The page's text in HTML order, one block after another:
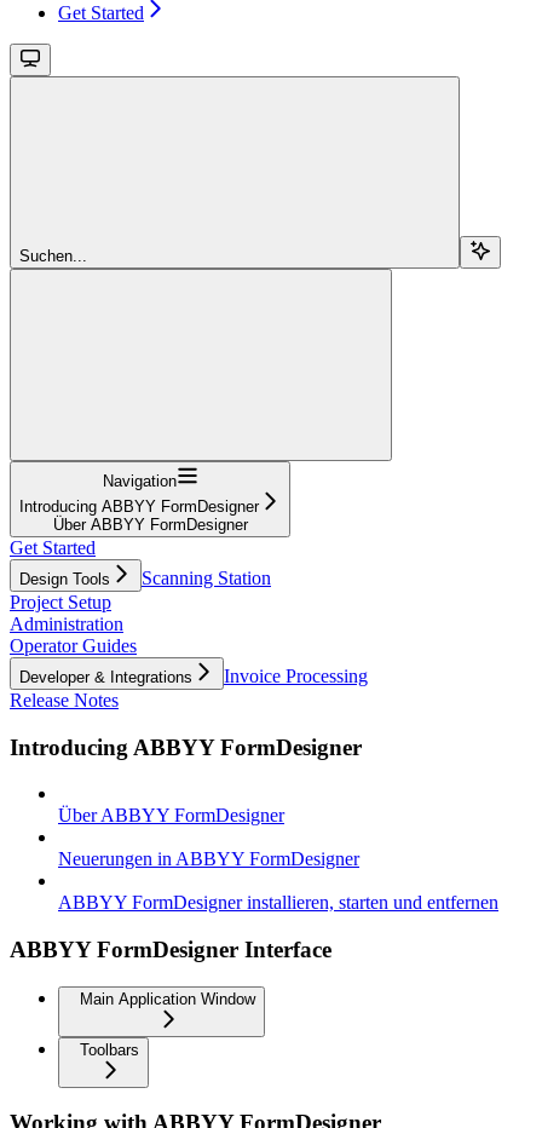
Get Started
Suchen...
Navigation
Introducing ABBYY FormDesigner
Über ABBYY FormDesigner
Get Started
Design Tools
Scanning Station
Project Setup
Administration
Operator Guides
Developer & Integrations
Invoice Processing
Release Notes
Introducing ABBYY FormDesigner
Über ABBYY FormDesigner
Neuerungen in ABBYY FormDesigner
ABBYY FormDesigner installieren, starten und entfernen
ABBYY FormDesigner Interface
Main Application Window
Toolbars